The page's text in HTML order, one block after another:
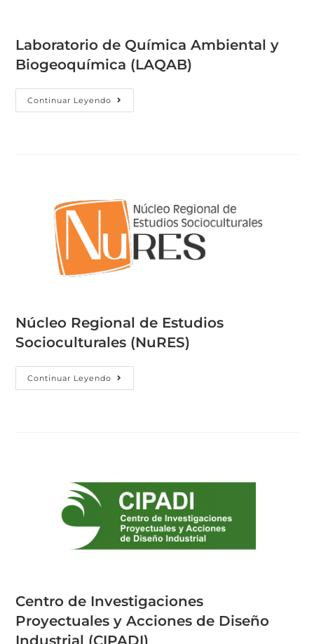
Laboratorio de Química Ambiental y
Biogeoquímica (LAQAB)
Continuar Leyendo
Núcleo Regional de Estudios
Socioculturales (NuRES)
Continuar Leyendo
Centro de Investigaciones
Proyectuales y Acciones de Diseño
Industrial (CIPADI)